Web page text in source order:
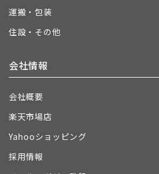
運搬・包装
住設・その他
会社情報
会社概要
楽天市場店
Yahooショッピング
採用情報